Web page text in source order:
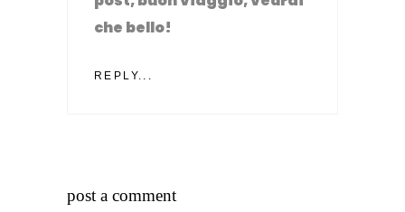
che bello!
REPLY...
post a comment